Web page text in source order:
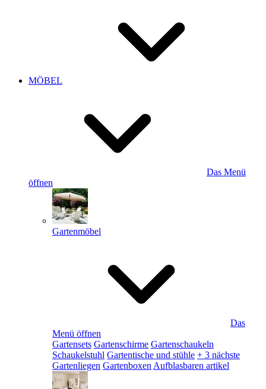
MÖBEL
Das Menü
öffnen
Gartenmöbel
Das
Menü öffnen
Gartensets Gartenschirme Gartenschaukeln
Schaukelstuhl Gartentische und stühle + 3 nächste
Gartenliegen Gartenboxen Aufblasbaren artikel